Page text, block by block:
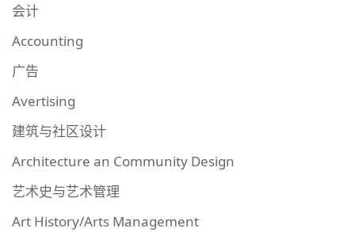
会计
Accounting
广告
Avertising
建筑与社区设计
Architecture an Community Design
艺术史与艺术管理
Art History/Arts Management